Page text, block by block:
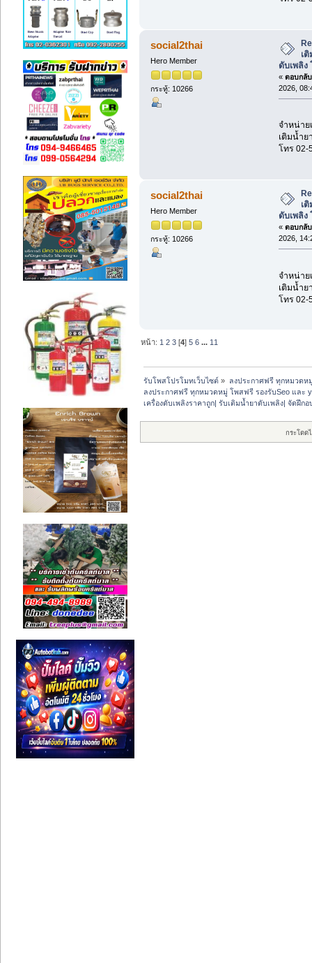
social2thai
Hero Member
กระทู้: 10266
เ
ดับเพลิง
« ตอบกลั
2026,
จำหน่าย
เติมน้ำย
โทร 02-
social2thai
Hero Member
กระทู้: 10266
เ
ดับเพลิง
« ตอบกลั
2026,
จำหน่าย
เติมน้ำย
โทร 02-
หน้า: 1 2 3 [4]5 6 ... 11
รับโพสโปรโมทเว็บไซต์ » ลงประกาศฟรี ทุกหมวดห
ลงประกาศฟรี ทุกหมวดหมู่ โพสฟรี รองรับSeo และ
เครื่องดับเพลิงราคาถูก| รับเติมน้ำยาดับเพลิง| จัดฝึก
กระโดด